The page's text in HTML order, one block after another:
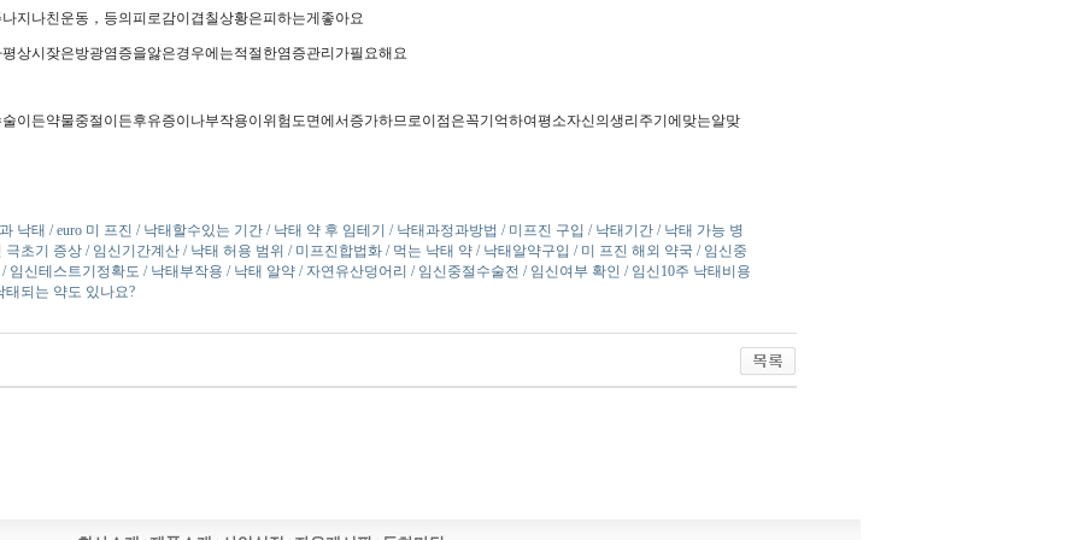
지나친운동，등의피로감이겹칠상황은피하는게좋아요
상시잦은방광염증을앓은경우에는적절한염증관리가필요해요
이든약물중절이든후유증이나부작용이위험도면에서증가하므로이점은꼭기억하여평소자신의생리주기에맞는알맞
낙태 / euro 미 프진 / 낙태할수있는 기간 / 낙태 약 후 임테기 / 낙태과정과방법 / 미프진 구입 / 낙태기간 / 낙태 가능 병
초기 증상 / 임신기간계산 / 낙태 허용 범위 / 미프진합법화 / 먹는 낙태 약 / 낙태알약구입 / 미 프진 해외 약국 / 임신중
임신테스트기정확도 / 낙태부작용 / 낙태 알약 / 자연유산덩어리 / 임신중절수술전 / 임신여부 확인 / 임신10주 낙태비용
되는 약도 있나요?